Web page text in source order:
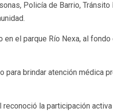
Policía de Barrio,
el parque Río Nexa, al fondo
brindar atención médica
la participación